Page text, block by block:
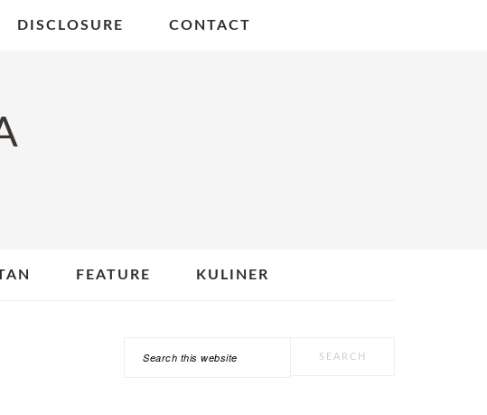
DISCLOSURE CONTACT
FEATURE KULINER
PRIMARY
Search